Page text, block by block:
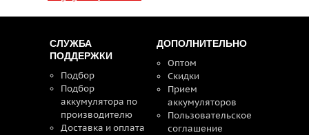
СЛУЖБА
ПОДДЕРЖКИ
Подбор
Подбор
аккумулятора по
производителю
Доставка и оплата
ДОПОЛНИТЕЛЬНО
Оптом
Скидки
Прием
аккумуляторов
Пользовательское
соглашение